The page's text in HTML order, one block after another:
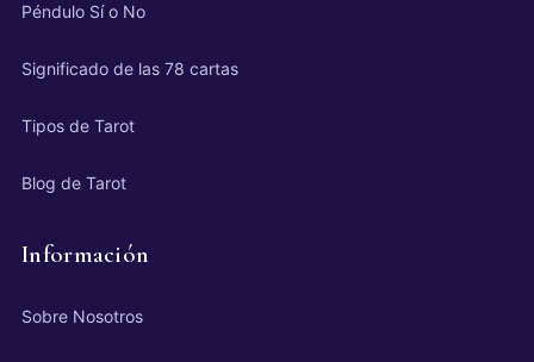
Péndulo Sí o No
Significado de las 78 cartas
Tipos de Tarot
Blog de Tarot
Información
Sobre Nosotros